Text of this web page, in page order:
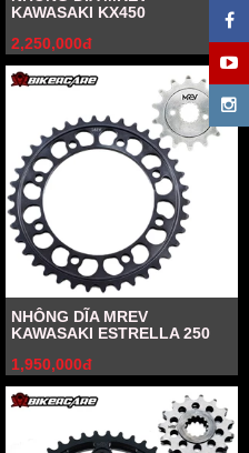
KAWASAKI KX450
2,250,000đ
NHÔNG DĨA MREV
KAWASAKI ESTRELLA 250
1,950,000đ